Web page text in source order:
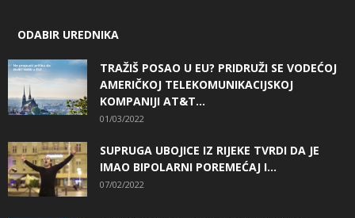
ODABIR UREDNIKA
TRAŽIŠ POSAO U EU? PRIDRUŽI SE VODEĆOJ
AMERIČKOJ TELEKOMUNIKACIJSKOJ
KOMPANIJI AT&T...
01/03/2022
SUPRUGA UBOJICE IZ RIJEKE TVRDI DA JE
IMAO BIPOLARNI POREMEĆAJ I...
07/02/2022